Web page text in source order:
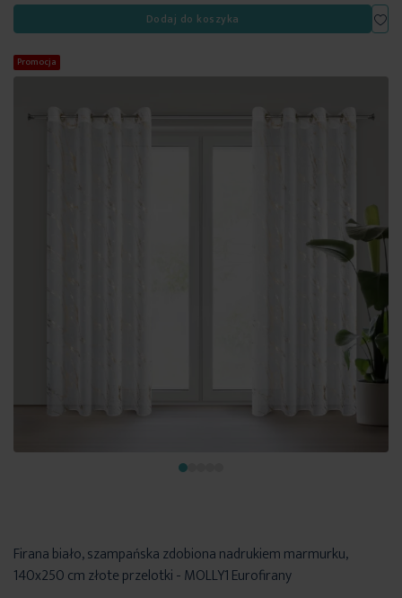
Dodaj do koszyka
Promocja
Firana biało, szampańska zdobiona nadrukiem marmurku,
140x250 cm złote przelotki - MOLLY1 Eurofirany